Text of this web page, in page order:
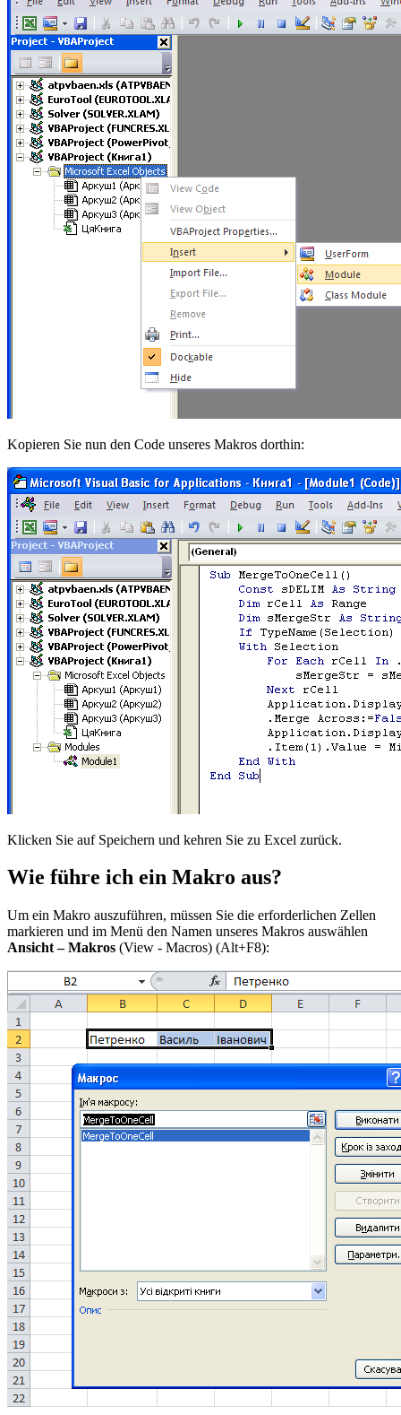
Kopieren Sie nun den Code unseres Makros dorthin:
Klicken Sie auf Speichern und kehren Sie zu Excel zurück.
Wie führe ich ein Makro aus?
Um ein Makro auszuführen, müssen Sie die erforderlichen Zellen
markieren und im Menü den Namen unseres Makros auswählen
Ansicht – Makros (View - Macros) (Alt+F8):